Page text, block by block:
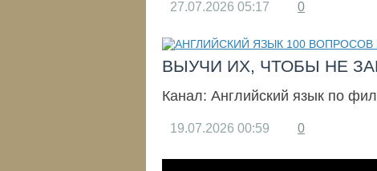
27.07.2026 05:17 0
ВЫУЧИ ИХ, ЧТОБЫ НЕ
Канал: Английский язык по
19.07.2026 00:59 0